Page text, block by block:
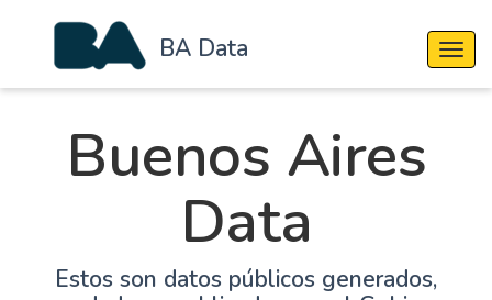
BA Data
Buenos Aires
Data
Estos son datos públicos generados,